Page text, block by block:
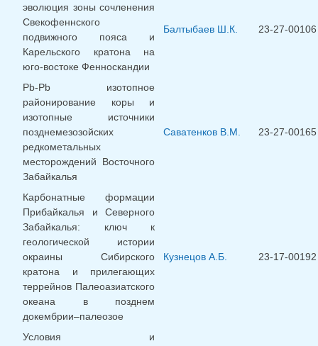
эволюция зоны сочленения
Свекофеннского
подвижного пояса и
Карельского кратона на
юго-востоке Фенноскандии
Балтыбаев Ш.К. 23-27-00106
Pb-Pb изотопное
районирование коры и
изотопные источники
позднемезозойских
редкометальных
месторождений Восточного
Забайкалья
Саватенков В.М. 23-27-00165
Карбонатные формации
Прибайкалья и Северного
Забайкалья: ключ к
геологической истории
окраины Сибирского
кратона и прилегающих
террейнов Палеоазиатского
океана в позднем
докембрии–палеозое
Кузнецов А.Б. 23-17-00192
Условия и